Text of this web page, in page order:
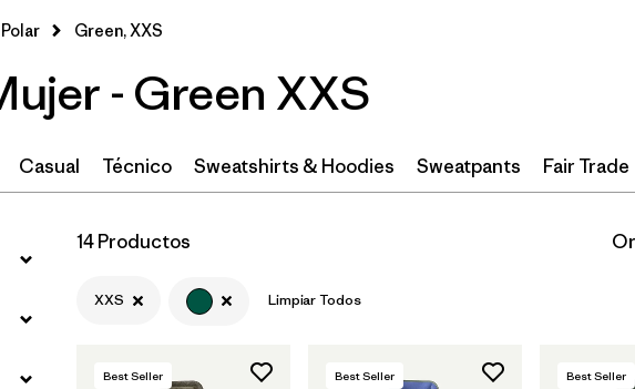
Filtrar por
Fit
Filtrar por
Features
Filtrar por
Materials & Fabric
Filtrar por
Silhouette
Filtrar por
Sport
Polar Green, XXS
- Green XXS
Casual Técnico Sweatshirts & Hoodies Sweatpants Fair Trade
14 Productos
XXS Limpiar Todos
Best Seller Best Seller Best Seller